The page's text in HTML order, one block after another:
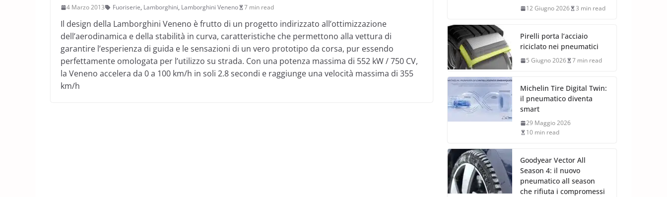
4 Marzo 2013 Fuoriserie, Lamborghini, Lamborghini Veneno 7 min read
Il design della Lamborghini Veneno è frutto di un progetto indirizzato all’ottimizzazione
dell’aerodinamica e della stabilità in curva, caratteristiche che permettono alla vettura di
garantire l’esperienza di guida e le sensazioni di un vero prototipo da corsa, pur essendo
perfettamente omologata per l’utilizzo su strada. Con una potenza massima di 552 kW / 750 CV,
la Veneno accelera da 0 a 100 km/h in soli 2.8 secondi e raggiunge una velocità massima di 355
km/h
12 Giugno 2026 3 min read
Pirelli porta l’acciaio
riciclato nei pneumatici
5 Giugno 2026 7 min read
Michelin Tire Digital Twin:
il pneumatico diventa
smart
29 Maggio 2026
10 min read
Goodyear Vector All
Season 4: il nuovo
pneumatico all season
che rifiuta i compromessi